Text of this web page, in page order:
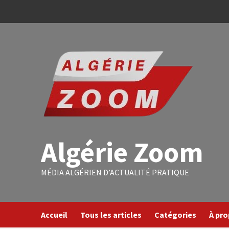
Algérie Zoom
MÉDIA ALGÉRIEN D’ACTUALITÉ PRATIQUE
Accueil Tous les articles Catégories À